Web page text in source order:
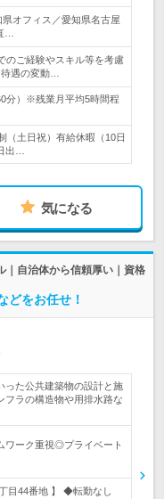
県オフィス／愛知県名古屋
…
のご経験やスキル等を考慮
遇の変動…
分）※残業月平均5時間程
（土日祝）有給休暇（10日
出…
気になる
｜自治体から信頼厚い｜資格
どをお任せ！
った公共建築物の設計と施
フラの構造物や用排水路な
ーク重視◎プライベート
目44番地 】 ◆転勤なし